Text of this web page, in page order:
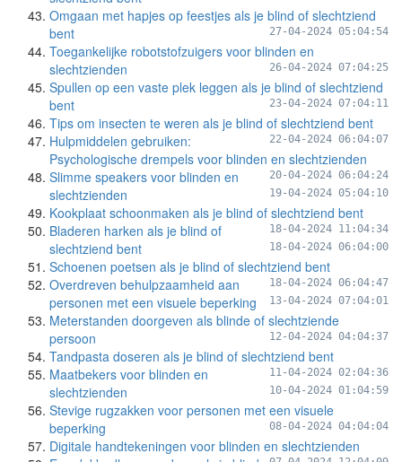
Omgaan met hapjes op feestjes als je blind of slechtziend
bent
27-04-2024 05:04:54
Toegankelijke robotstofzuigers voor blinden en
slechtzienden
26-04-2024 07:04:25
Spullen op een vaste plek leggen als je blind of slechtziend
bent
23-04-2024 07:04:11
Tips om insecten te weren als je blind of slechtziend bent
22-04-2024 06:04:07
Hulpmiddelen gebruiken:
Psychologische drempels voor blinden en slechtzienden
20-04-2024 06:04:24
Slimme speakers voor blinden en
slechtzienden
19-04-2024 05:04:10
Kookplaat schoonmaken als je blind of slechtziend bent
18-04-2024 11:04:34
Bladeren harken als je blind of
slechtziend bent
18-04-2024 06:04:00
Schoenen poetsen als je blind of slechtziend bent
18-04-2024 06:04:47
Overdreven behulpzaamheid aan
personen met een visuele beperking
13-04-2024 07:04:01
Meterstanden doorgeven als blinde of slechtziende
persoon
12-04-2024 04:04:37
Tandpasta doseren als je blind of slechtziend bent
11-04-2024 02:04:36
Maatbekers voor blinden en
slechtzienden
10-04-2024 01:04:59
Stevige rugzakken voor personen met een visuele
beperking
08-04-2024 04:04:04
Digitale handtekeningen voor blinden en slechtzienden